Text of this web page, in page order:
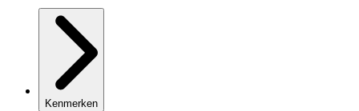
Kenmerken